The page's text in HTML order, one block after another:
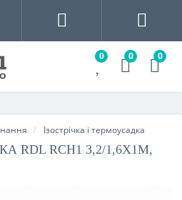
0 0 0
Ізострічка і термоусадка
RDL RCH1 3,2/1,6Х1М,